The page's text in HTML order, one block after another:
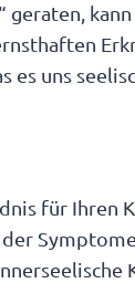
geraten,
es uns
für Ihren